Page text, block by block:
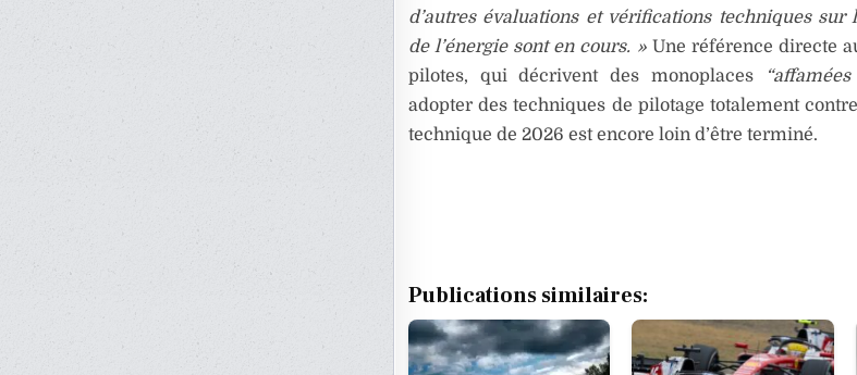
d’autres évaluations et vérifications techniques sur
de l’énergie sont en cours. »Une référence directe
pilotes, qui décrivent des monoplaces
adopter des techniques de pilotage totalement
technique de 2026 est encore loin d’être terminé.
Publications similaires: